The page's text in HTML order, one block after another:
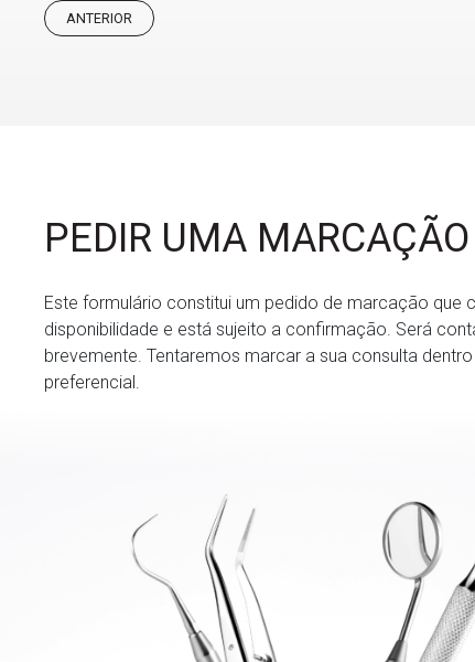
ANTERIOR
PEDIR UMA MARCAÇÃO
Este formulário constitui um pedido de marcação que
disponibilidade e está sujeito a confirmação. Será
brevemente. Tentaremos marcar a sua consulta
preferencial.